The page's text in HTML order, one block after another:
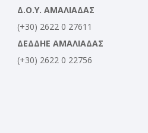
Δ.Ο.Υ. ΑΜΑΛΙΑΔΑΣ
(+30) 2622 0 27611
ΔΕΔΔΗΕ ΑΜΑΛΙΑΔΑΣ
(+30) 2622 0 22756